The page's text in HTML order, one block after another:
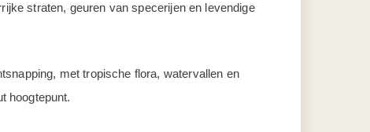
straten, geuren van specerijen en levendige
met tropische flora, watervallen en
hoogtepunt.